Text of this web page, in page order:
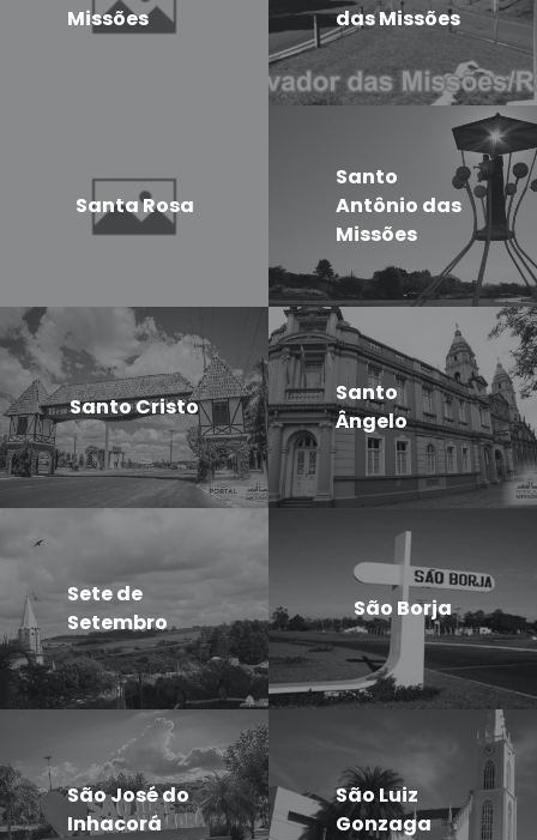
Missões
das Missões
Santa Rosa
Santo
Antônio das
Missões
Santo Cristo
Santo
Ângelo
Sete de
Setembro
São Borja
São José do
Inhacorá
São Luiz
Gonzaga